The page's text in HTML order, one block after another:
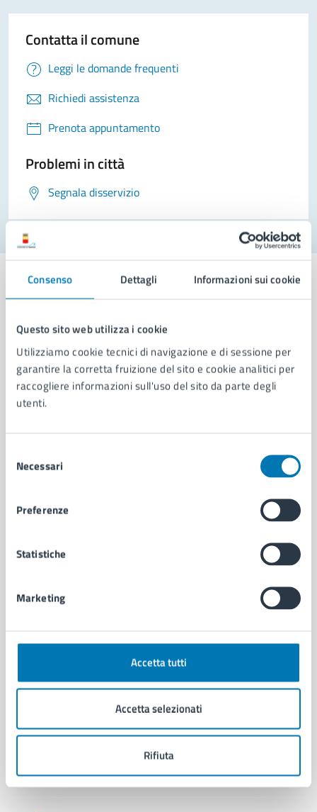
Consenso Dettagli Informazioni sui cookie
Questo sito web utilizza i cookie
Utilizziamo cookie tecnici di navigazione e di sessione per
garantire la corretta fruizione del sito e cookie analitici per
raccogliere informazioni sull'uso del sito da parte degli
utenti.
delNecessari
Preferenze
Statistiche
Marketing
Accetta tutti
Accetta selezionati
Rifiuta
Contatta il comune
Leggi le domande frequenti
Richiedi assistenza
Prenota appuntamento
Problemi in città
Segnala disservizio
Comune di Napoli
AMMINISTRAZIONE
Aree amministrative
Organi di governo
Enti e fondazioni
Documenti e dati
Ambiente
Educazione e formazione
Giustizia e sicurezza pubblica
Salute, benessere e assistenza
Vita lavorativa